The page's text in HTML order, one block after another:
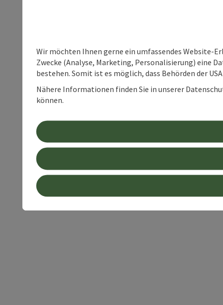
Wir möchten Ihnen gerne ein umfassendes Website-
Zwecke (Analyse, Marketing, Personalisierung) eine
bestehen. Somit ist es möglich, dass Behörden der
Nähere Informationen finden Sie in unserer
können.